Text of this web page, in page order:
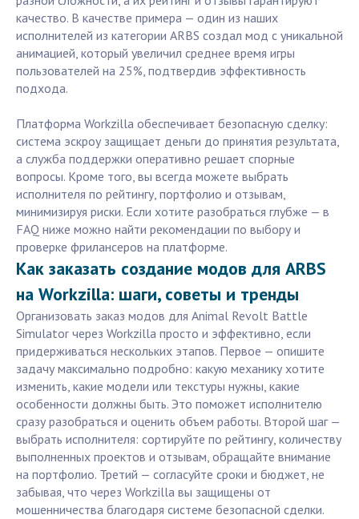
качество. В качестве примера — один из наших
исполнителей из категории ARBS создал мод с уникальной
анимацией, который увеличил среднее время игры
пользователей на 25%, подтвердив эффективность
подхода.
Платформа Workzilla обеспечивает безопасную сделку:
система эскроу защищает деньги до принятия результата,
а служба поддержки оперативно решает спорные
вопросы. Кроме того, вы всегда можете выбрать
исполнителя по рейтингу, портфолио и отзывам,
минимизируя риски. Если хотите разобраться глубже — в
FAQ ниже можно найти рекомендации по выбору и
проверке фрилансеров на платформе.
Как заказать создание модов для ARBS
на Workzilla: шаги, советы и тренды
Организовать заказ модов для Animal Revolt Battle
Simulator через Workzilla просто и эффективно, если
придерживаться нескольких этапов. Первое — опишите
задачу максимально подробно: какую механику хотите
изменить, какие модели или текстуры нужны, какие
особенности должны быть. Это поможет исполнителю
сразу разобраться и оценить объем работы. Второй шаг —
выбрать исполнителя: сортируйте по рейтингу, количеству
выполненных проектов и отзывам, обращайте внимание
на портфолио. Третий — согласуйте сроки и бюджет, не
забывая, что через Workzilla вы защищены от
мошенничества благодаря системе безопасной сделки.